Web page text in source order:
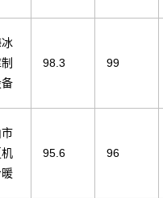
冰
98.3 99
市
95.6 96